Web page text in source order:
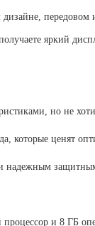
яркий
но не
которые ценят
надежным
и 8 ГБ